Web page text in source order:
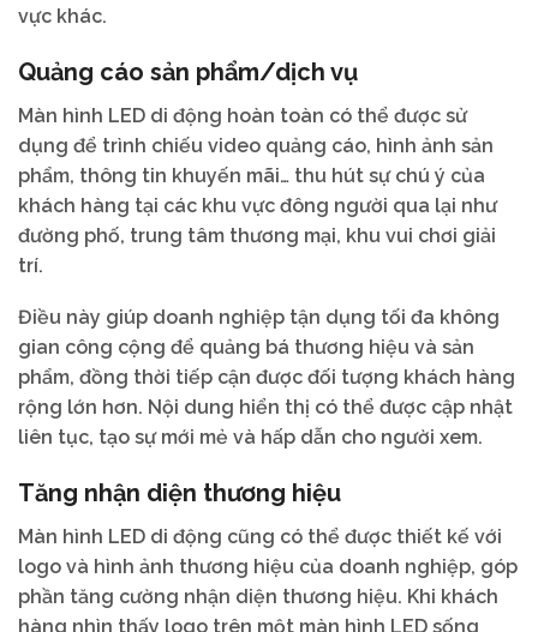
vực khác.
Quảng cáo sản phẩm/dịch vụ
Màn hình LED di động hoàn toàn có thể được sử
dụng để trình chiếu video quảng cáo, hình ảnh sản
phẩm, thông tin khuyến mãi… thu hút sự chú ý của
khách hàng tại các khu vực đông người qua lại như
đường phố, trung tâm thương mại, khu vui chơi giải
trí.
Điều này giúp doanh nghiệp tận dụng tối đa không
gian công cộng để quảng bá thương hiệu và sản
phẩm, đồng thời tiếp cận được đối tượng khách hàng
rộng lớn hơn. Nội dung hiển thị có thể được cập nhật
liên tục, tạo sự mới mẻ và hấp dẫn cho người xem.
Tăng nhận diện thương hiệu
Màn hình LED di động cũng có thể được thiết kế với
logo và hình ảnh thương hiệu của doanh nghiệp, góp
phần tăng cường nhận diện thương hiệu. Khi khách
hàng nhìn thấy logo trên một màn hình LED sống